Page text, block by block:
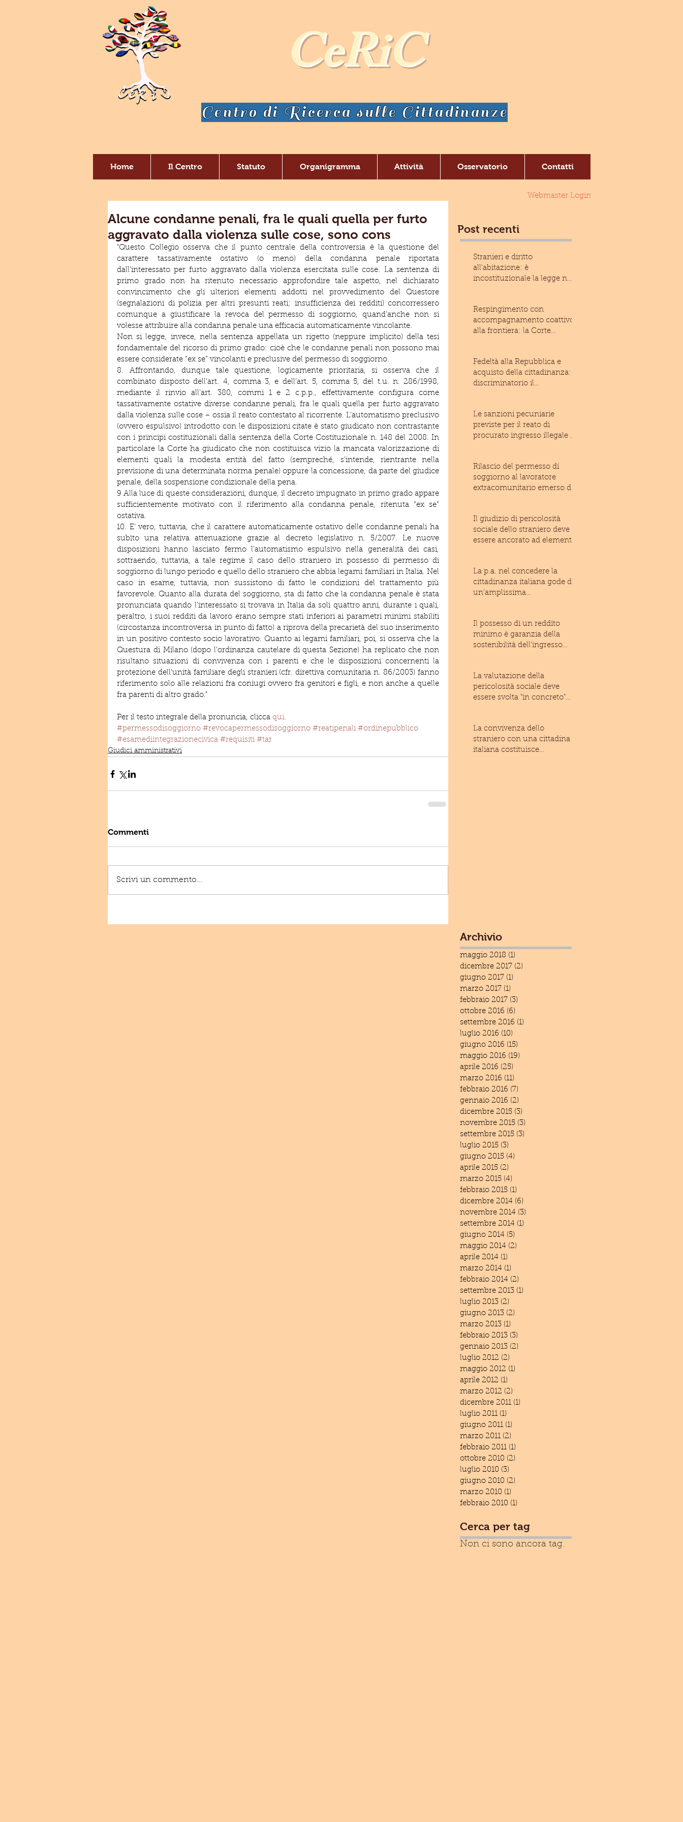
CeRiC
Centro di Ricerca sulle Cittadinanze
Home Il Centro Statuto Organigramma Attività Osservatorio Contatti
Alcune condanne penali, fra le quali quella per furto
aggravato dalla violenza sulle cose, sono cons
"Questo Collegio osserva che il punto centrale della controversia è la questione del
carattere tassativamente ostativo (o meno) della condanna penale riportata
dall’interessato per furto aggravato dalla violenza esercitata sulle cose. La sentenza di
primo grado non ha ritenuto necessario approfondire tale aspetto, nel dichiarato
convincimento che gli ulteriori elementi addotti nel provvedimento del Questore
(segnalazioni di polizia per altri presunti reati; insufficienza dei redditi) concorressero
comunque a giustificare la revoca del permesso di soggiorno, quand’anche non si
volesse attribuire alla condanna penale una efficacia automaticamente vincolante.
Non si legge, invece, nella sentenza appellata un rigetto (neppure implicito) della tesi
fondamentale del ricorso di primo grado: cioè che le condanne penali non possono mai
essere considerate “ex se” vincolanti e preclusive del permesso di soggiorno.
8. Affrontando, dunque tale questione, logicamente prioritaria, si osserva che il
combinato disposto dell’art. 4, comma 3, e dell’art. 5, comma 5, del t.u. n. 286/1998,
mediante il rinvio all’art. 380, commi 1 e 2 c.p.p., effettivamente configura come
tassativamente ostative diverse condanne penali, fra le quali quella per furto aggravato
dalla violenza sulle cose – ossia il reato contestato al ricorrente. L’automatismo preclusivo
(ovvero espulsivo) introdotto con le disposizioni citate è stato giudicato non contrastante
con i principi costituzionali dalla sentenza della Corte Costituzionale n. 148 del 2008. In
particolare la Corte ha giudicato che non costituisca vizio la mancata valorizzazione di
elementi quali la modesta entità del fatto (sempreché, s’intende, rientrante nella
previsione di una determinata norma penale) oppure la concessione, da parte del giudice
penale, della sospensione condizionale della pena.
9 Alla luce di queste considerazioni, dunque, il decreto impugnato in primo grado appare
sufficientemente motivato con il riferimento alla condanna penale, ritenuta “ex se”
ostativa.
10. E’ vero, tuttavia, che il carattere automaticamente ostativo delle condanne penali ha
subìto una relativa attenuazione grazie al decreto legislativo n. 5/2007. Le nuove
disposizioni hanno lasciato fermo l’automatismo espulsivo nella generalità dei casi,
sottraendo, tuttavia, a tale regime il caso dello straniero in possesso di permesso di
soggiorno di lungo periodo e quello dello straniero che abbia legami familiari in Italia. Nel
caso in esame, tuttavia, non sussistono di fatto le condizioni del trattamento più
favorevole. Quanto alla durata del soggiorno, sta di fatto che la condanna penale è stata
pronunciata quando l’interessato si trovava in Italia da soli quattro anni, durante i quali,
peraltro, i suoi redditi da lavoro erano sempre stati inferiori ai parametri minimi stabiliti
(circostanza incontroversa in punto di fatto) a riprova della precarietà del suo inserimento
in un positivo contesto socio lavorativo. Quanto ai legami familiari, poi, si osserva che la
Questura di Milano (dopo l’ordinanza cautelare di questa Sezione) ha replicato che non
risultano situazioni di convivenza con i parenti e che le disposizioni concernenti la
protezione dell’unità familiare degli stranieri (cfr. direttiva comunitaria n. 86/2003) fanno
riferimento solo alle relazioni fra coniugi ovvero fra genitori e figli, e non anche a quelle
fra parenti di altro grado."
Per il testo integrale della pronuncia, clicca qui.
#permessodisoggiorno #revocapermessodisoggiorno #reatipenali #ordinepubblico
#esamediintegrazionecivica #requisiti #tar
Giudici amministrativi
Commenti
Scrivi un commento...
Post recenti
Stranieri e diritto
all'abitazione: è
incostituzionale la legge n.
Respingimento con
accompagnamento coattivo
alla frontiera: la Corte
Fedeltà alla Repubblica e
acquisto della cittadinanza: è
discriminatorio il
Le sanzioni pecuniarie
previste per il reato di
procurato ingresso illegale di
Rilascio del permesso di
soggiorno al lavoratore
extracomunitario emerso dal
Il giudizio di pericolosità
sociale dello straniero deve
essere ancorato ad elementi
La p.a. nel concedere la
cittadinanza italiana gode di
un'amplissima
Il possesso di un reddito
minimo è garanzia della
sostenibilità dell'ingresso
La valutazione della
pericolosità sociale deve
essere svolta "in concreto"
La convivenza dello
straniero con una cittadina
italiana costituisce
Archivio
maggio 2018 (1)
dicembre 2017 (2)
giugno 2017 (1)
marzo 2017 (1)
febbraio 2017 (3)
ottobre 2016 (6)
settembre 2016 (1)
luglio 2016 (10)
giugno 2016 (15)
maggio 2016 (19)
aprile 2016 (25)
marzo 2016 (11)
febbraio 2016 (7)
gennaio 2016 (2)
dicembre 2015 (3)
novembre 2015 (3)
settembre 2015 (3)
luglio 2015 (3)
giugno 2015 (4)
aprile 2015 (2)
marzo 2015 (4)
febbraio 2015 (1)
dicembre 2014 (6)
novembre 2014 (3)
settembre 2014 (1)
giugno 2014 (5)
maggio 2014 (2)
aprile 2014 (1)
marzo 2014 (1)
febbraio 2014 (2)
settembre 2013 (1)
luglio 2013 (2)
giugno 2013 (2)
marzo 2013 (1)
febbraio 2013 (3)
gennaio 2013 (2)
luglio 2012 (2)
maggio 2012 (1)
aprile 2012 (1)
marzo 2012 (2)
dicembre 2011 (1)
luglio 2011 (1)
giugno 2011 (1)
marzo 2011 (2)
febbraio 2011 (1)
ottobre 2010 (2)
luglio 2010 (3)
giugno 2010 (2)
marzo 2010 (1)
febbraio 2010 (1)
Cerca per tag
Non ci sono ancora tag.
Webmaster Login